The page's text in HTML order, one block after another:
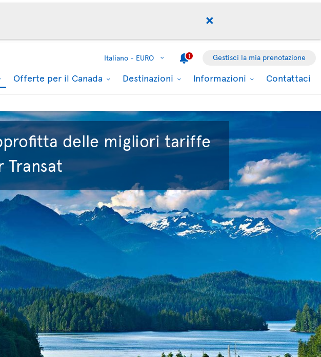
Italiano - EURO 1 Gestisci la mia prenotazione
Offerte per il Canada Destinazioni Informazioni Contattaci
delle migliori tariffe
Transat